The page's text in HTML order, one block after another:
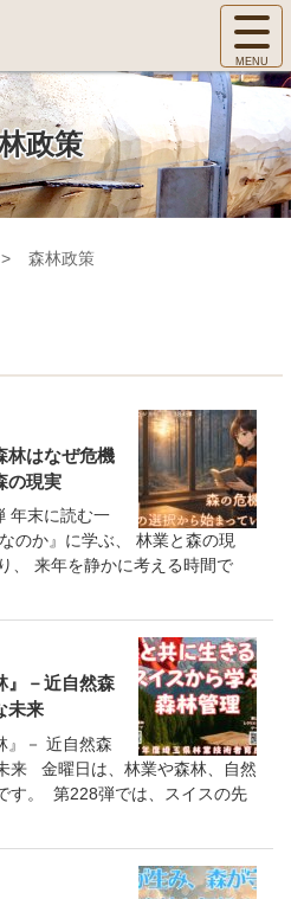
政策
森林政策
林はなぜ危機
の現実
年末に読む一
のか』に学ぶ、 林業と森の現
、 来年を静かに考える時間で
』－近自然森
未来
』－ 近自然森
来 金曜日は、林業や森林、自然
す。 第228弾では、スイスの先
Ｆ
Ｒ
Ｓ
Ｔ Ｃ
サ
イ
ト
ュ
ー
を
開